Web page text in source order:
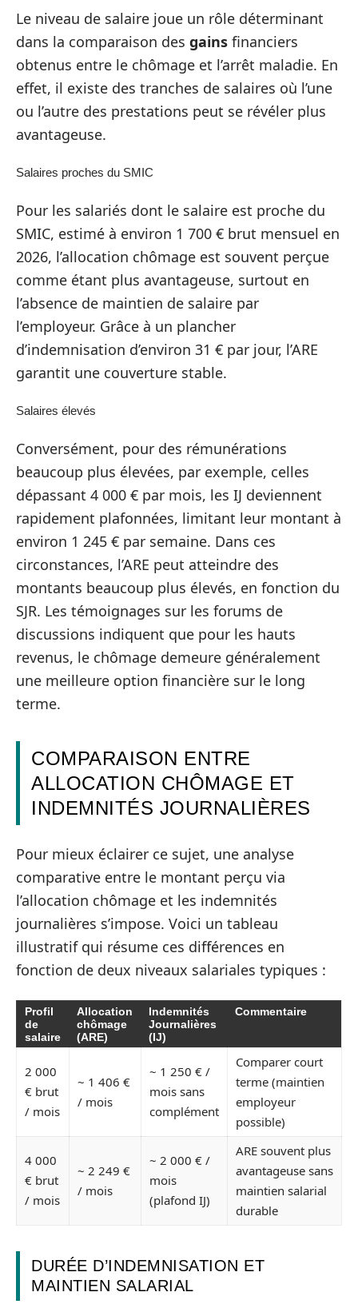
Le niveau de salaire joue un rôle déterminant
dans la comparaison des gains financiers
obtenus entre le chômage et l’arrêt maladie. En
effet, il existe des tranches de salaires où l’une
ou l’autre des prestations peut se révéler plus
avantageuse.
Salaires proches du SMIC
Pour les salariés dont le salaire est proche du
SMIC, estimé à environ 1 700 € brut mensuel en
2026, l’allocation chômage est souvent perçue
comme étant plus avantageuse, surtout en
l’absence de maintien de salaire par
l’employeur. Grâce à un plancher
d’indemnisation d’environ 31 € par jour, l’ARE
garantit une couverture stable.
Salaires élevés
Conversément, pour des rémunérations
beaucoup plus élevées, par exemple, celles
dépassant 4 000 € par mois, les IJ deviennent
rapidement plafonnées, limitant leur montant à
environ 1 245 € par semaine. Dans ces
circonstances, l’ARE peut atteindre des
montants beaucoup plus élevés, en fonction du
SJR. Les témoignages sur les forums de
discussions indiquent que pour les hauts
revenus, le chômage demeure généralement
une meilleure option financière sur le long
terme.
COMPARAISON ENTRE
ALLOCATION CHÔMAGE ET
INDEMNITÉS JOURNALIÈRES
Pour mieux éclairer ce sujet, une analyse
comparative entre le montant perçu via
l’allocation chômage et les indemnités
journalières s’impose. Voici un tableau
illustratif qui résume ces différences en
fonction de deux niveaux salariales typiques :
Profil
de
salaire
Allocation
chômage
(ARE)
Indemnités
Journalières
(IJ)
Commentaire
2 000
€ brut
/ mois
~ 1 406 €
/ mois
~ 1 250 € /
mois sans
complément
Comparer court
terme (maintien
employeur
possible)
4 000
€ brut
/ mois
~ 2 249 €
/ mois
~ 2 000 € /
mois
(plafond IJ)
ARE souvent plus
avantageuse sans
maintien salarial
durable
DURÉE D’INDEMNISATION ET
MAINTIEN SALARIAL